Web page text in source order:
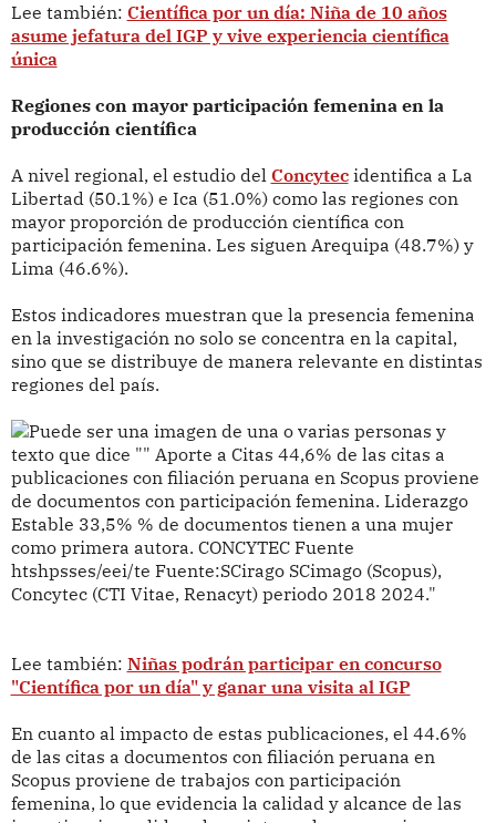
Lee también: Científica por un día: Niña de 10 años
asume jefatura del IGP y vive experiencia científica
única
Regiones con mayor participación femenina en la
producción científica
A nivel regional, el estudio del Concytecidentifica a La
Libertad (50.1%) e Ica (51.0%) como las regiones con
mayor proporción de producción científica con
participación femenina. Les siguen Arequipa (48.7%) y
Lima (46.6%).
Estos indicadores muestran que la presencia femenina
en la investigación no solo se concentra en la capital,
sino que se distribuye de manera relevante en distintas
regiones del país.
Lee también: Niñas podrán participar en concurso
"Científica por un día" y ganar una visita al IGP
En cuanto al impacto de estas publicaciones, el 44.6%
de las citas a documentos con filiación peruana en
Scopus proviene de trabajos con participación
femenina, lo que evidencia la calidad y alcance de las